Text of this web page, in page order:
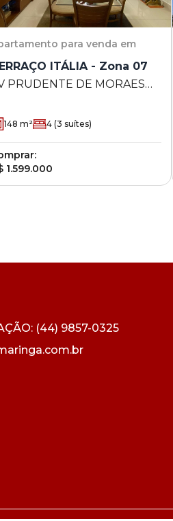
para venda em
ITÁLIA - Zona 07
PRUDENTE DE MORAES
148 m² 4 (3 suítes)
1.599.000
(44) 9857-0325